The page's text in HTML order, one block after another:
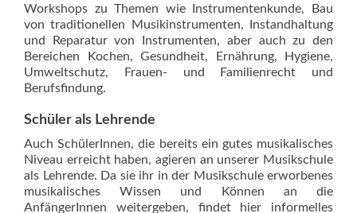
Workshops zu Themen wie Instrumentenkunde, Bau
von traditionellen Musikinstrumenten, Instandhaltung
und Reparatur von Instrumenten, aber auch zu den
Bereichen Kochen, Gesundheit, Ernährung, Hygiene,
Umweltschutz, Frauen- und Familienrecht und
Berufsfindung.
Schüler als Lehrende
Auch SchülerInnen, die bereits ein gutes musikalisches
Niveau erreicht haben, agieren an unserer Musikschule
als Lehrende. Da sie ihr in der Musikschule erworbenes
musikalisches Wissen und Können an die
AnfängerInnen weitergeben, findet hier informelles